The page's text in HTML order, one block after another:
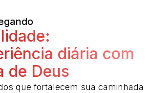
diária com
de Deus
que fortalecem sua caminhada